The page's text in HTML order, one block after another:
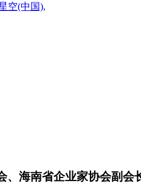
空(中国),
、海南省企业家协会副会